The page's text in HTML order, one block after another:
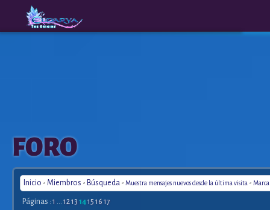
The
Origins
FORO
Inicio - Miembros - Búsqueda - Muestra mensajes nuevos desde la última visita - Marca
Páginas : 1 ... 1213 1415 16 17